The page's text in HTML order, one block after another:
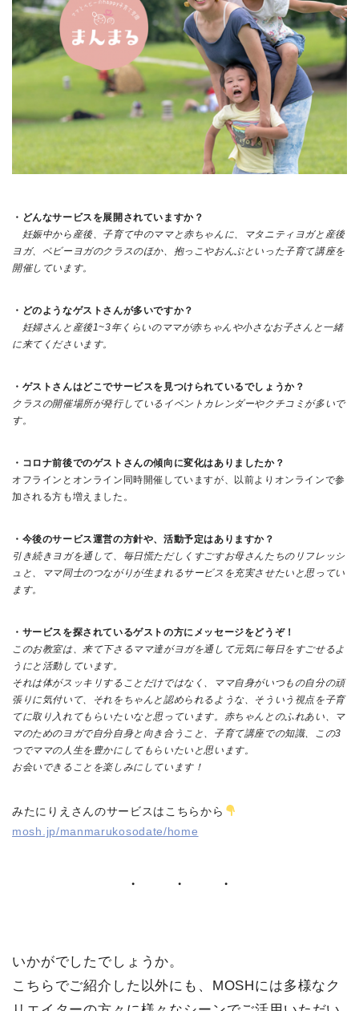
・どんなサービスを展開されていますか？
妊娠中から産後、子育て中のママと赤ちゃんに、マタニティヨガと産後
ヨガ、ベビーヨガのクラスのほか、抱っこやおんぶといった子育て講座を
開催しています。
・どのようなゲストさんが多いですか？
妊婦さんと産後1~3年くらいのママが赤ちゃんや小さなお子さんと一緒
に来てくださいます。
・ゲストさんはどこでサービスを見つけられているでしょうか？
クラスの開催場所が発行しているイベントカレンダーやクチコミが多いで
す。
・コロナ前後でのゲストさんの傾向に変化はありましたか？
オフラインとオンライン同時開催していますが、以前よりオンラインで参
加される方も増えました。
・今後のサービス運営の方針や、活動予定はありますか？
引き続きヨガを通して、毎日慌ただしくすごすお母さんたちのリフレッシ
ュと、ママ同士のつながりが生まれるサービスを充実させたいと思ってい
ます。
・サービスを探されているゲストの方にメッセージをどうぞ！
このお教室は、来て下さるママ達がヨガを通して元気に毎日をすごせるよ
うにと活動しています。
それは体がスッキリすることだけではなく、ママ自身がいつもの自分の頑
張りに気付いて、それをちゃんと認められるような、そういう視点を子育
てに取り入れてもらいたいなと思っています。赤ちゃんとのふれあい、マ
マのためのヨガで自分自身と向き合うこと、子育て講座での知識、この3
つでママの人生を豊かにしてもらいたいと思います。
お会いできることを楽しみにしています！
みたにりえさんのサービスはこちらから
mosh.jp/manmarukosodate/home
いかがでしたでしょうか。
こちらでご紹介した以外にも、MOSHには多様なク